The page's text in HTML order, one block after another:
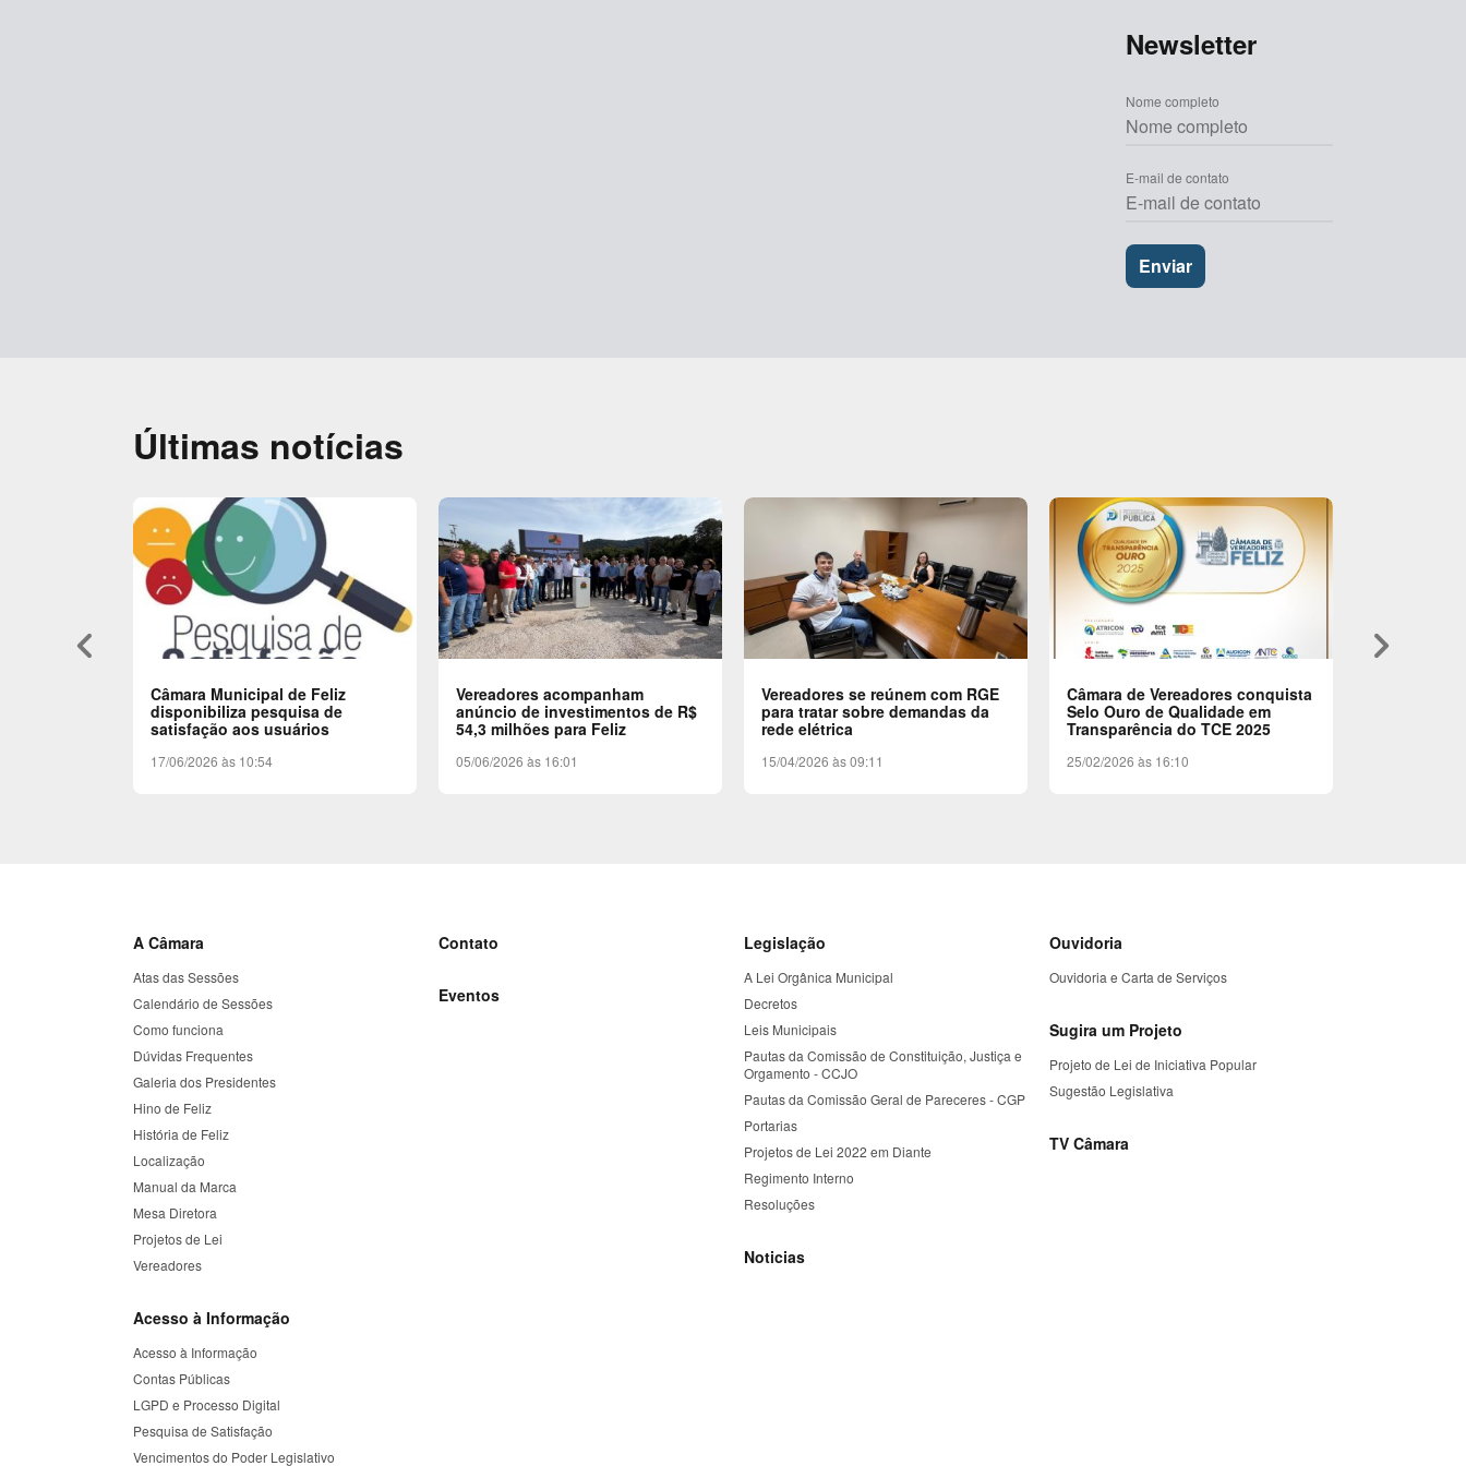
Newsletter
Nome completo
E-mail de contato
Últimas notícias
Câmara Municipal de Feliz
disponibiliza pesquisa de
satisfação aos usuários
17/06/2026 às 10:54
Vereadores acompanham
anúncio de investimentos de R$
54,3 milhões para Feliz
05/06/2026 às 16:01
Vereadores se reúnem com RGE
para tratar sobre demandas da
rede elétrica
15/04/2026 às 09:11
Câmara de Vereadores conquista
Selo Ouro de Qualidade em
Transparência do TCE 2025
25/02/2026 às 16:10
keyboard_arrow_left keyboard_arrow_right
A Câmara
Atas das Sessões
Calendário de Sessões
Como funciona
Dúvidas Frequentes
Galeria dos Presidentes
Hino de Feliz
História de Feliz
Localização
Manual da Marca
Mesa Diretora
Projetos de Lei
Vereadores
Acesso à Informação
Acesso à Informação
Contas Públicas
LGPD e Processo Digital
Pesquisa de Satisfação
Vencimentos do Poder Legislativo
Contato
Eventos
Legislação
A Lei Orgânica Municipal
Decretos
Leis Municipais
Pautas da Comissão de Constituição, Justiça e
Orgamento - CCJO
Pautas da Comissão Geral de Pareceres - CGP
Portarias
Projetos de Lei 2022 em Diante
Regimento Interno
Resoluções
Noticias
Ouvidoria
Ouvidoria e Carta de Serviços
Sugira um Projeto
Projeto de Lei de Iniciativa Popular
Sugestão Legislativa
TV Câmara